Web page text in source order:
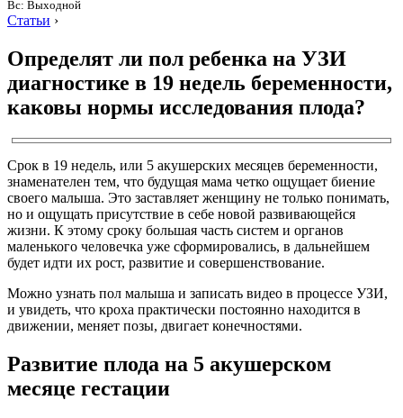
Вс: Выходной
Статьи ›
Определят ли пол ребенка на УЗИ
диагностике в 19 недель беременности,
каковы нормы исследования плода?
Срок в 19 недель, или 5 акушерских месяцев беременности,
знаменателен тем, что будущая мама четко ощущает биение
своего малыша. Это заставляет женщину не только понимать,
но и ощущать присутствие в себе новой развивающейся
жизни. К этому сроку большая часть систем и органов
маленького человечка уже сформировались, в дальнейшем
будет идти их рост, развитие и совершенствование.
Можно узнать пол малыша и записать видео в процессе УЗИ,
и увидеть, что кроха практически постоянно находится в
движении, меняет позы, двигает конечностями.
Развитие плода на 5 акушерском
месяце гестации